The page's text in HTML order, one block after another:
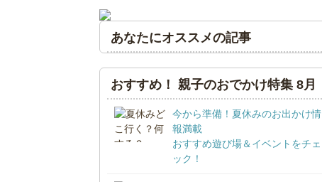
あなたにオススメの記事
おすすめ！ 親子のおでかけ特集 8月
今から準備！夏休みのお出かけ情
報満載
おすすめ遊び場＆イベントをチェ
ック！